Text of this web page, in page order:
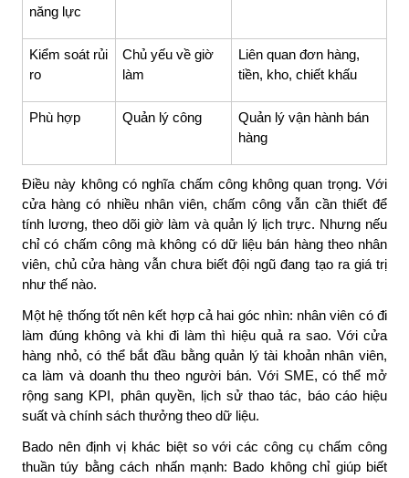
năng lực
Kiểm soát rủi
ro
Chủ yếu về giờ
làm
Liên quan đơn hàng,
tiền, kho, chiết khấu
Phù hợp Quản lý công
Quản lý vận hành bán
hàng
Điều này không có nghĩa chấm công không quan trọng. Với
cửa hàng có nhiều nhân viên, chấm công vẫn cần thiết để
tính lương, theo dõi giờ làm và quản lý lịch trực. Nhưng nếu
chỉ có chấm công mà không có dữ liệu bán hàng theo nhân
viên, chủ cửa hàng vẫn chưa biết đội ngũ đang tạo ra giá trị
như thế nào.
Một hệ thống tốt nên kết hợp cả hai góc nhìn: nhân viên có đi
làm đúng không và khi đi làm thì hiệu quả ra sao. Với cửa
hàng nhỏ, có thể bắt đầu bằng quản lý tài khoản nhân viên,
ca làm và doanh thu theo người bán. Với SME, có thể mở
rộng sang KPI, phân quyền, lịch sử thao tác, báo cáo hiệu
suất và chính sách thưởng theo dữ liệu.
Bado nên định vị khác biệt so với các công cụ chấm công
thuần túy bằng cách nhấn mạnh: Bado không chỉ giúp biết